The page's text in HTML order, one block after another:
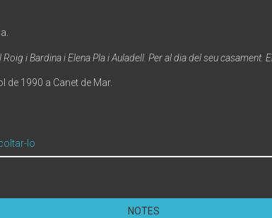
Roig i Bardina i Elena Pla i Auladell. Per al dia del seu casament.
de 1990 a Canet de Mar.
lo
NOTES